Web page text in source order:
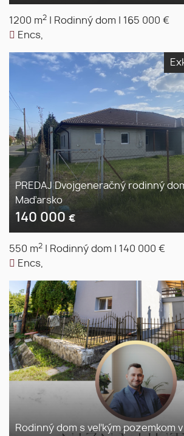
1200 m2 Rodinný dom
165 000 €
Encs,
PREDAJ Dvojgeneračný rodinný
Maďarsko
140 000 €
550 m2 Rodinný dom
140 000 €
Encs,
Rodinný dom s veľkým pozemkom